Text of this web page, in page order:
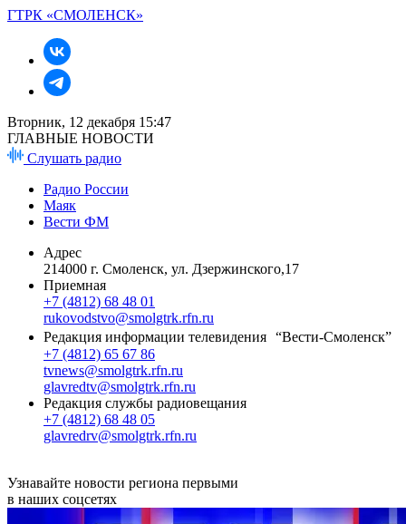
ГТРК «СМОЛЕНСК»
Вторник, 12 декабря 15:47
ГЛАВНЫЕ НОВОСТИ
Слушать радио
Радио России
Маяк
Вести ФМ
Адрес
214000 г. Смоленск, ул. Дзержинского,17
Приемная
+7 (4812) 68 48 01
rukovodstvo@smolgtrk.rfn.ru
Редакция информации телевидения “Вести-Смоленск”
+7 (4812) 65 67 86
tvnews@smolgtrk.rfn.ru
glavredtv@smolgtrk.rfn.ru
Редакция службы радиовещания
+7 (4812) 68 48 05
glavredrv@smolgtrk.rfn.ru
Узнавайте новости региона первыми
в наших соцсетях